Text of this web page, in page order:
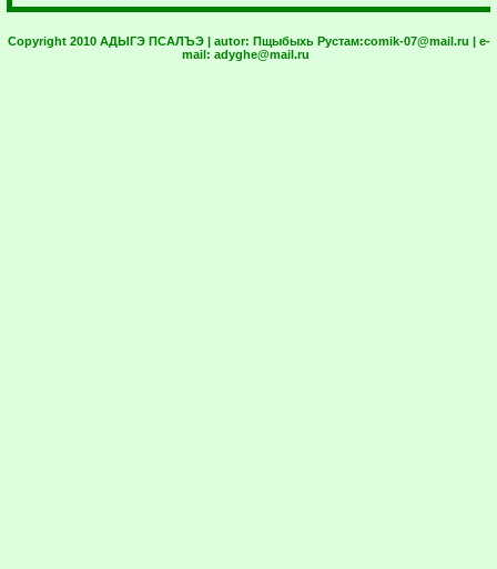
Copyright 2010 АДЫГЭ ПСАЛЪЭ | autor: Пщыбыхь Рустам:comik-07@mail.ru | e-
mail: adyghe@mail.ru